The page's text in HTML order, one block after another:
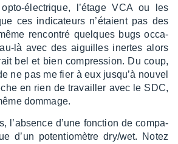
élec­trique, l’étage VCA ou les
ces indi­ca­teurs n’étaient pas des
rencon­tré quelques bugs occa­
là avec des aiguilles inertes alors
bel et bien compres­sion. Du coup,
ne pas me fier à eux jusqu’à nouvel
en rien de travailler avec le SDC,
dommage.
l’ab­sence d’une fonc­tion de compa­
d’un poten­tio­mètre dry/wet. Notez